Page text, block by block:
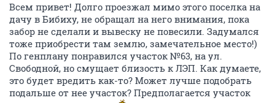
Всем привет! Долго проезжал мимо этого поселка на
дачу в Бибиху, не обращал на него внимания, пока
забор не сделали и вывеску не повесили. Задумался
тоже приобрести там землю, замечательное место!)
По генплану понравился участок №63, на ул.
Свободной, но смущает близость к ЛЭП. Как думаете,
это будет вредить как-то? Может лучше подобрать
подальше от нее участок? Предполагается участок